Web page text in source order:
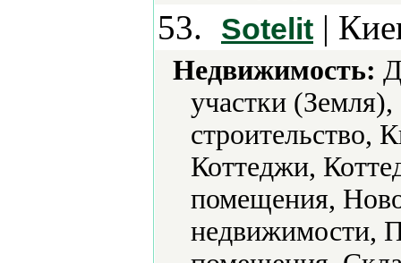
53. Sotelit |
Недвижимость:
участки
строительство,
Коттеджи,
помещения,
недвижимости,